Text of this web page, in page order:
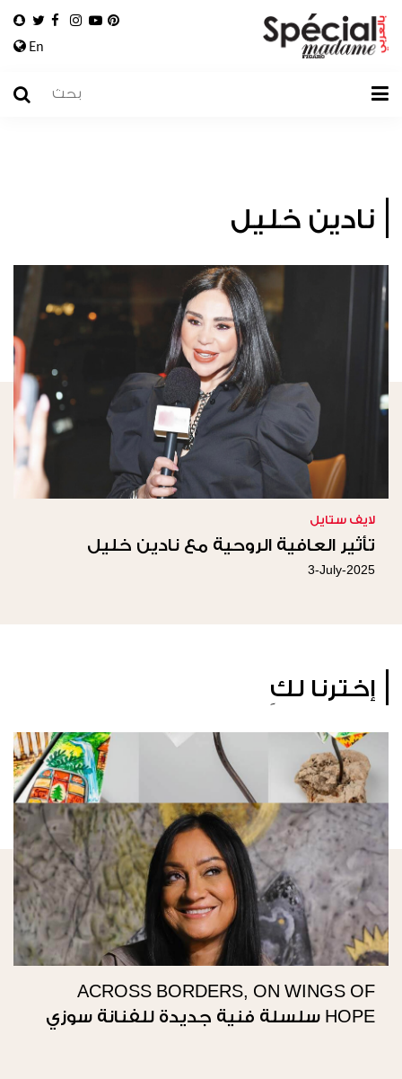
En
نادين خليل
لايف ستايل
تأثير العافية الروحية مع نادين خليل
3-July-2025
إخترنا لكِ
ACROSS BORDERS, ON WINGS OF
HOPE سلسلة فنية جديدة للفنانة سوزي